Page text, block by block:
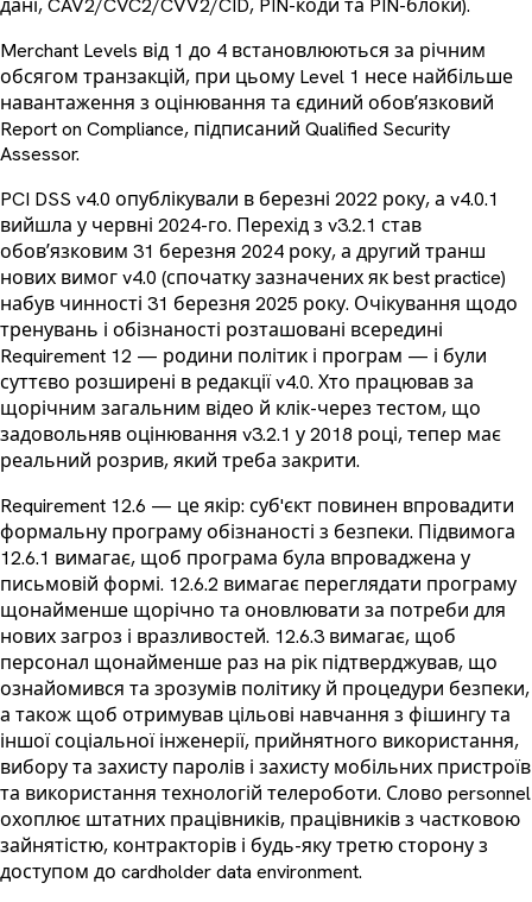
дані, CAV2/CVC2/CVV2/CID, PIN-коди та PIN-блоки).
Merchant Levels від 1 до 4 встановлюються за річним
обсягом транзакцій, при цьому Level 1 несе найбільше
навантаження з оцінювання та єдиний обовʼязковий
Report on Compliance, підписаний Qualified Security
Assessor.
PCI DSS v4.0 опублікували в березні 2022 року, а v4.0.1
вийшла у червні 2024-го. Перехід з v3.2.1 став
обовʼязковим 31 березня 2024 року, а другий транш
нових вимог v4.0 (спочатку зазначених як best practice)
набув чинності 31 березня 2025 року. Очікування щодо
тренувань і обізнаності розташовані всередині
Requirement 12 — родини політик і програм — і були
суттєво розширені в редакції v4.0. Хто працював за
щорічним загальним відео й клік-через тестом, що
задовольняв оцінювання v3.2.1 у 2018 році, тепер має
реальний розрив, який треба закрити.
Requirement 12.6 — це якір: суб'єкт повинен впровадити
формальну програму обізнаності з безпеки. Підвимога
12.6.1 вимагає, щоб програма була впроваджена у
письмовій формі. 12.6.2 вимагає переглядати програму
щонайменше щорічно та оновлювати за потреби для
нових загроз і вразливостей. 12.6.3 вимагає, щоб
персонал щонайменше раз на рік підтверджував, що
ознайомився та зрозумів політику й процедури безпеки,
а також щоб отримував цільові навчання з фішингу та
іншої соціальної інженерії, прийнятного використання,
вибору та захисту паролів і захисту мобільних пристроїв
та використання технологій телероботи. Слово personnel
охоплює штатних працівників, працівників з частковою
зайнятістю, контракторів і будь-яку третю сторону з
доступом до cardholder data environment.